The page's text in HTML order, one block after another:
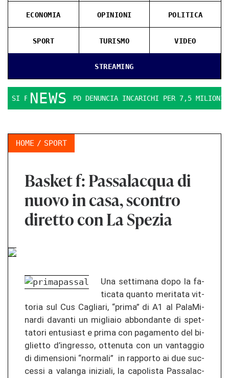
STREAMING
ECONOMIA OPINIONI POLITICA
SPORT TURISMO VIDEO
NEWS
IL PD DENUNCIA INCARICHI PER 7,5 MILIONI LA
HOME SPORT
Basket f: Passalacqua di
nuovo in casa, scontro
diretto con La Spezia
Una set­ti­ma­na dopo la fa­
ti­ca­ta quan­to me­ri­ta­ta vit­
to­ria sul Cus Cag­lia­ri, “prima” di A1 al Pa­la­Mi­
nar­di da­van­ti un migliaio ab­bon­dan­te di spet­
ta­to­ri en­tu­s­iast e prima con pa­ga­men­to del bi­
gliet­to d’in­gres­so, ot­te­nu­ta con un van­ta­g­gio
di dimen­sio­ni “nor­ma­li” in rap­por­to ai due suc­
ces­si a va­lan­ga in­izia­li, la ca­po­lis­ta Pas­sa­lac­